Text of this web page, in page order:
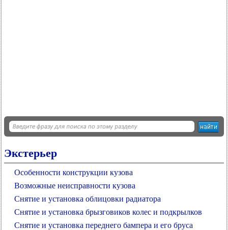
Экстерьер
Особенности конструкции кузова
Возможные неисправности кузова
Снятие и установка облицовки радиатора
Снятие и установка брызговиков колес и подкрылков
Снятие и установка переднего бампера и его бруса